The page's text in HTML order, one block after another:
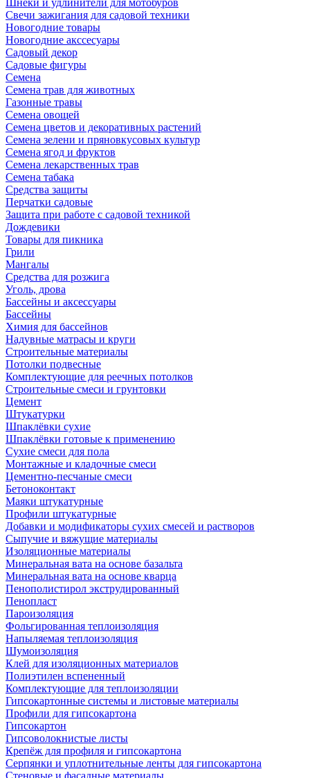
Шнеки и удлинители для мотобуров
Свечи зажигания для садовой техники
Новогодние товары
Новогодние акссесуары
Садовый декор
Садовые фигуры
Семена
Семена трав для животных
Газонные травы
Семена овощей
Семена цветов и декоративных растений
Семена зелени и пряновкусовых культур
Семена ягод и фруктов
Семена лекарственных трав
Семена табака
Средства защиты
Перчатки садовые
Защита при работе с садовой техникой
Дождевики
Товары для пикника
Грили
Мангалы
Средства для розжига
Уголь, дрова
Бассейны и аксессуары
Бассейны
Химия для бассейнов
Надувные матрасы и круги
Строительные материалы
Потолки подвесные
Комплектующие для реечных потолков
Строительные смеси и грунтовки
Цемент
Штукатурки
Шпаклёвки сухие
Шпаклёвки готовые к применению
Сухие смеси для пола
Монтажные и кладочные смеси
Цементно-песчаные смеси
Бетоноконтакт
Маяки штукатурные
Профили штукатурные
Добавки и модификаторы сухих смесей и растворов
Сыпучие и вяжущие материалы
Изоляционные материалы
Минеральная вата на основе базальта
Минеральная вата на основе кварца
Пенополистирол экструдированный
Пенопласт
Пароизоляция
Фольгированная теплоизоляция
Напыляемая теплоизоляция
Шумоизоляция
Клей для изоляционных материалов
Полиэтилен вспененный
Комплектующие для теплоизоляции
Гипсокартонные системы и листовые материалы
Профили для гипсокартона
Гипсокартон
Гипсоволокнистые листы
Крепёж для профиля и гипсокартона
Серпянки и уплотнительные ленты для гипсокартона
Стеновые и фасадные материалы